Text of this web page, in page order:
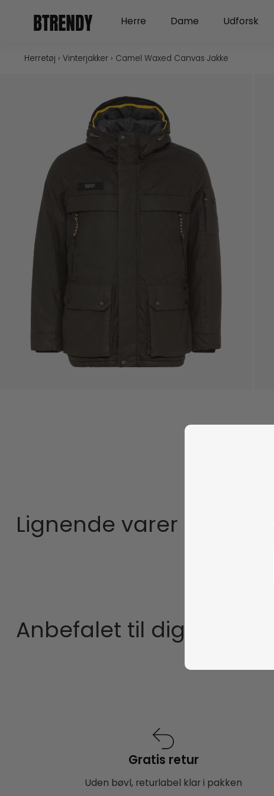
Herre Open Herre
Dame Open Dame
Udforsk
Herretøj › Vinterjakker› Camel Waxed Canvas Jakke
Lignende varer
Anbefalet til dig
Gratis retur
Uden bøvl, returlabel klar i pakken